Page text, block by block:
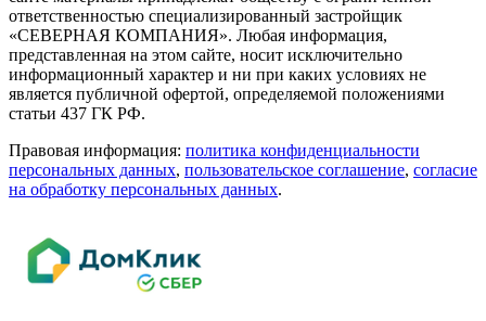
ответственностью специализированный застройщик
«СЕВЕРНАЯ КОМПАНИЯ». Любая информация,
представленная на этом сайте, носит исключительно
информационный характер и ни при каких условиях не
является публичной офертой, определяемой положениями
статьи 437 ГК РФ.
Правовая информация: политика конфиденциальности
персональных данных, пользовательское cоглашение, cогласие
на обработку персональных данных.